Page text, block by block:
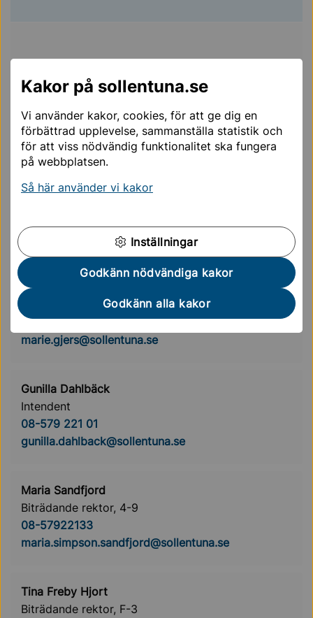
Kakor på sollentuna.se
Vi använder kakor, cookies, för att ge dig en
förbättrad upplevelse, sammanställa statistik och
för att viss nödvändig funktionalitet ska fungera
på webbplatsen.
Så här använder vi kakor
Inställningar
Godkänn nödvändiga kakor
Godkänn alla kakor
Skolledning och administration
Marie Gjers
Skoladministratör
08-579 221 03
marie.gjers@sollentuna.se
Gunilla Dahlbäck
Intendent
08-579 221 01
gunilla.dahlback@sollentuna.se
Maria Sandfjord
Biträdande rektor, 4-9
08-57922133
maria.simpson.sandfjord@sollentuna.se
Tina Freby Hjort
Biträdande rektor, F-3